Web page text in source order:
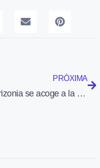
PRÓXIMA
Orizonia se acoge a la protección contra el concurso de acreedores